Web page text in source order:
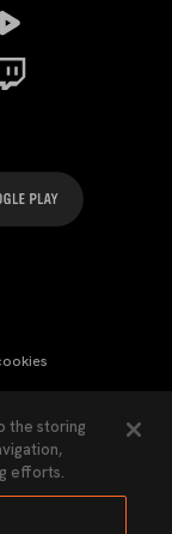
the storing
efforts.